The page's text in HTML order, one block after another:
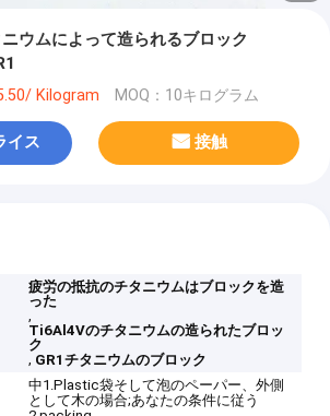
ウムによって造られるブロック
Kilogram MOQ：10キログラム
イス 接触
疲労の抵抗のチタニウムはブロックを造
った
,
Ti6Al4Vのチタニウムの造られたブロッ
ク
, GR1チタニウムのブロック
中1.Plastic袋そして泡のペーパー、外側
として木の場合;あなたの条件に従う